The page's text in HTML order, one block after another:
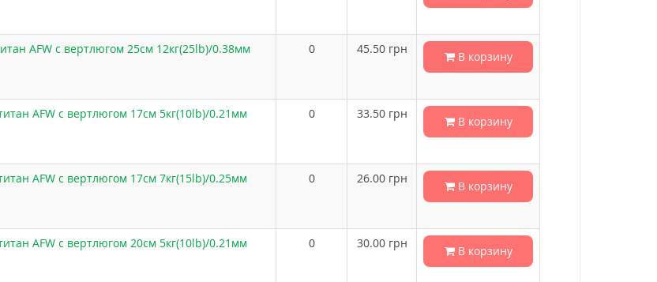
AFW с вертлюгом 25см 12кг(25lb)/0.38мм 0 45.50грн
В корзину
AFW с вертлюгом 17см 5кг(10lb)/0.21мм 0 33.50грн
В корзину
AFW с вертлюгом 17см 7кг(15lb)/0.25мм 0 26.00грн
В корзину
AFW с вертлюгом 20см 5кг(10lb)/0.21мм 0 30.00грн
В корзину